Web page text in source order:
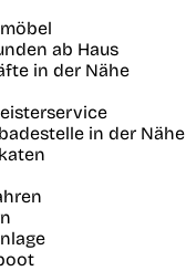
ab Haus
in der Nähe
in der Nähe